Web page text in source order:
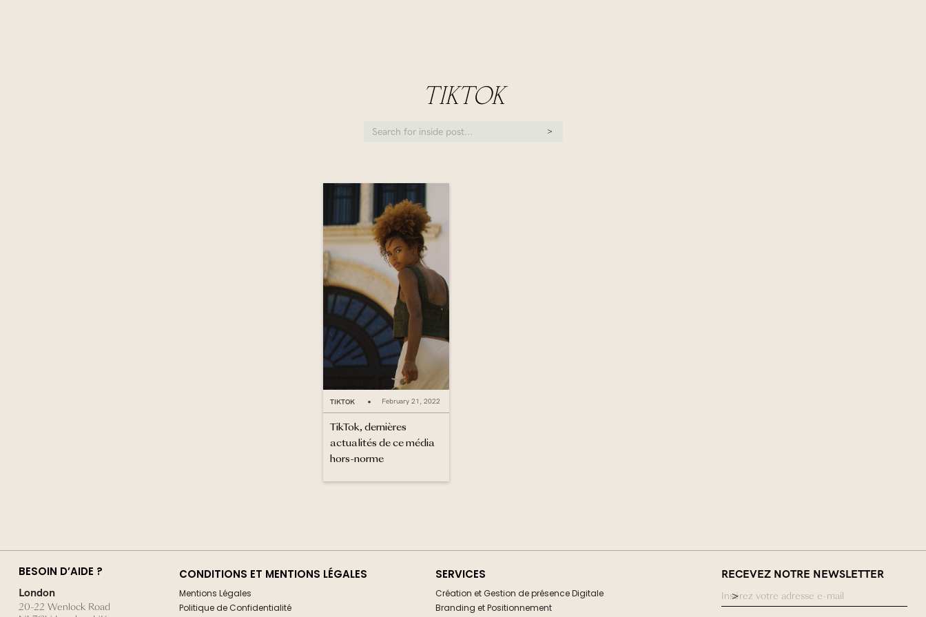
TIKTOK
TIKTOK • February 21, 2022
TikTok, dernières
actualités de ce média
hors-norme
BESOIN D’AIDE ?
London
20-22 Wenlock Road
CONDITIONS ET MENTIONS LÉGALES
Mentions Légales
Politique de Confidentialité
SERVICES
Création et Gestion de présence Digitale
Branding et Positionnement
RECEVEZ NOTRE NEWSLETTER